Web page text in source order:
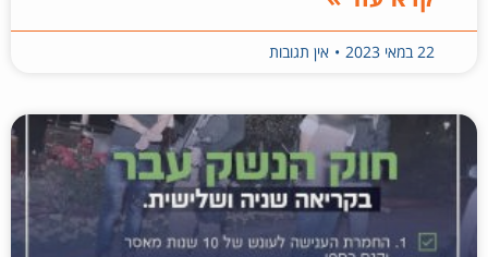
22 במאי 2023 אין תגובות